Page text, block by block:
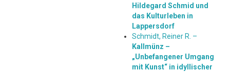
Hildegard Schmid und
das Kulturleben in
Lappersdorf
Schmidt, Reiner R. –
Kallmünz –
„Unbefangener Umgang
mit Kunst“ in idyllischer